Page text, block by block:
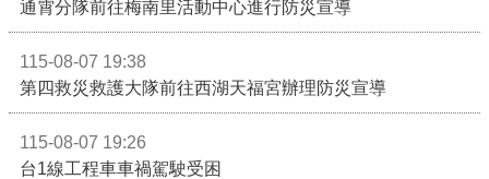
通霄分隊前往梅南里活動中心進行防災宣導
115-08-07 19:38
第四救災救護大隊前往西湖天福宮辦理防災宣導
115-08-07 19:26
台1線工程車車禍駕駛受困